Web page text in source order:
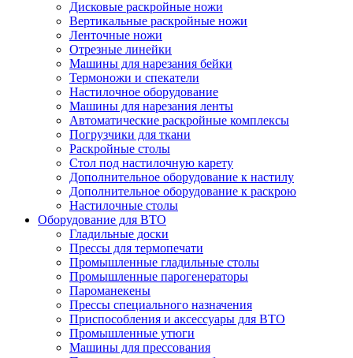
Дисковые раскройные ножи
Вертикальные раскройные ножи
Ленточные ножи
Отрезные линейки
Машины для нарезания бейки
Термоножи и спекатели
Настилочное оборудование
Машины для нарезания ленты
Автоматические раскройные комплексы
Погрузчики для ткани
Раскройные столы
Стол под настилочную карету
Дополнительное оборудование к настилу
Дополнительное оборудование к раскрою
Настилочные столы
Оборудование для ВТО
Гладильные доски
Прессы для термопечати
Промышленные гладильные столы
Промышленные парогенераторы
Пароманекены
Прессы специального назначения
Приспособления и аксессуары для ВТО
Промышленные утюги
Машины для прессования